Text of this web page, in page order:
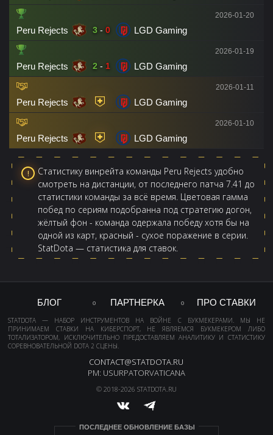
Peru Rejects 3 - 0 LGD Gaming
2026-01-20
Peru Rejects 2 - 1 LGD Gaming
2026-01-19
Peru Rejects LGD Gaming
2026-01-11
Peru Rejects LGD Gaming
2026-01-10
Статистику винрейта команды Peru Rejects удобно
смотреть на дистанции, от последнего патча 7.41 до
статистики команды за всё время. Цветовая гамма
побед по сериям подобранна под стратегию догон,
жёлтый фон - команда одержала победу хотя бы на
одной из карт, красный - сухое поражение в серии.
StatDota — статистика для ставок.
БЛОГ ПАРТНЕРКА ПРО СТАВКИ
STATDOTA — НАБОР ИНСТРУМЕНТОВ НА ВОЙНЕ С БУКМЕКЕРАМИ. МЫ НЕ
ПРИНИМАЕМ СТАВКИ НА КИБЕРСПОРТ, НЕ ЯВЛЯЕМСЯ БУКМЕКЕРОМ ЛИБО
ТОТАЛИЗАТОРОМ, ИСКЛЮЧИТЕЛЬНО ПРЕДОСТАВЛЯЕМ АНАЛИТИКУ И СТАТИСТИКУ
СОРЕВНОВАТЕЛЬНОЙ DOTA 2 СЦЕНЫ.
CONTACT@STATDOTA.RU
PM: USURPATORVATICANA
© 2018-2026 STATDOTA.RU
ПОСЛЕДНЕЕ ОБНОВЛЕНИЕ БАЗЫ